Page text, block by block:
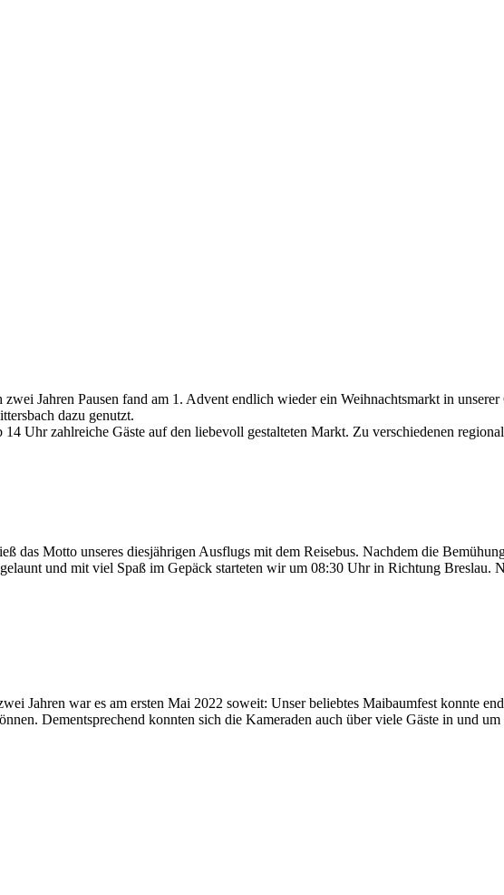
zwei Jahren Pausen fand am 1. Advent endlich wieder ein Weihnachtsmarkt in
dazu genutzt.
Uhr zahlreiche Gäste auf den liebevoll gestalteten Markt. Zu verschiedenen
das Motto unseres diesjährigen Ausflugs mit dem Reisebus. Nachdem die
und mit viel Spaß im Gepäck starteten wir um 08:30 Uhr in Richtung Breslau.
Jahren war es am ersten Mai 2022 soweit: Unser beliebtes Maibaumfest konnte
Dementsprechend konnten sich die Kameraden auch über viele Gäste in und